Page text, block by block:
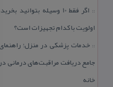
::
اگر فقط 10 وسیله بتوانید بخرید،
اولویت با كدام تجهیزات است؟
:: خدمات پزشكی در منزل؛ راهنمای
جامع دریافت مراقبت‌های درمانی
خانه